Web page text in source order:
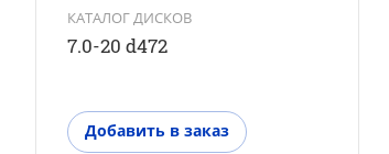
КАТАЛОГ ДИСКОВ
7.0-20 d472
Добавить в заказ